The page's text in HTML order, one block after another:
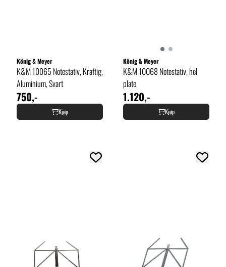
König & Meyer
K&M 10065 Notestativ, Kraftig,
Aluminium, Svart
750,-
Kjøp
König & Meyer
K&M 10068 Notestativ, hel
plate
1.120,-
Kjøp